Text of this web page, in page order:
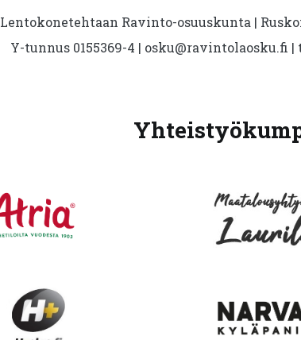
Lentokonetehtaan Ravinto-osuuskunta |
Y-tunnus 0155369-4 | osku@ravintolaosku.fi